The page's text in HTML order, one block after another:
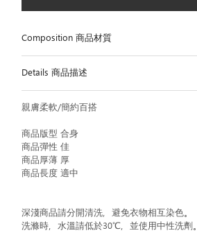
Composition 商品材質
Details 商品描述
親膚柔軟/簡約百搭
商品版型 合身
商品彈性 佳
商品厚薄 厚
商品長度 適中
深淺商品請分開清洗，避免衣物相互染色。
洗滌時，水溫請低於30℃，並使用中性洗劑。